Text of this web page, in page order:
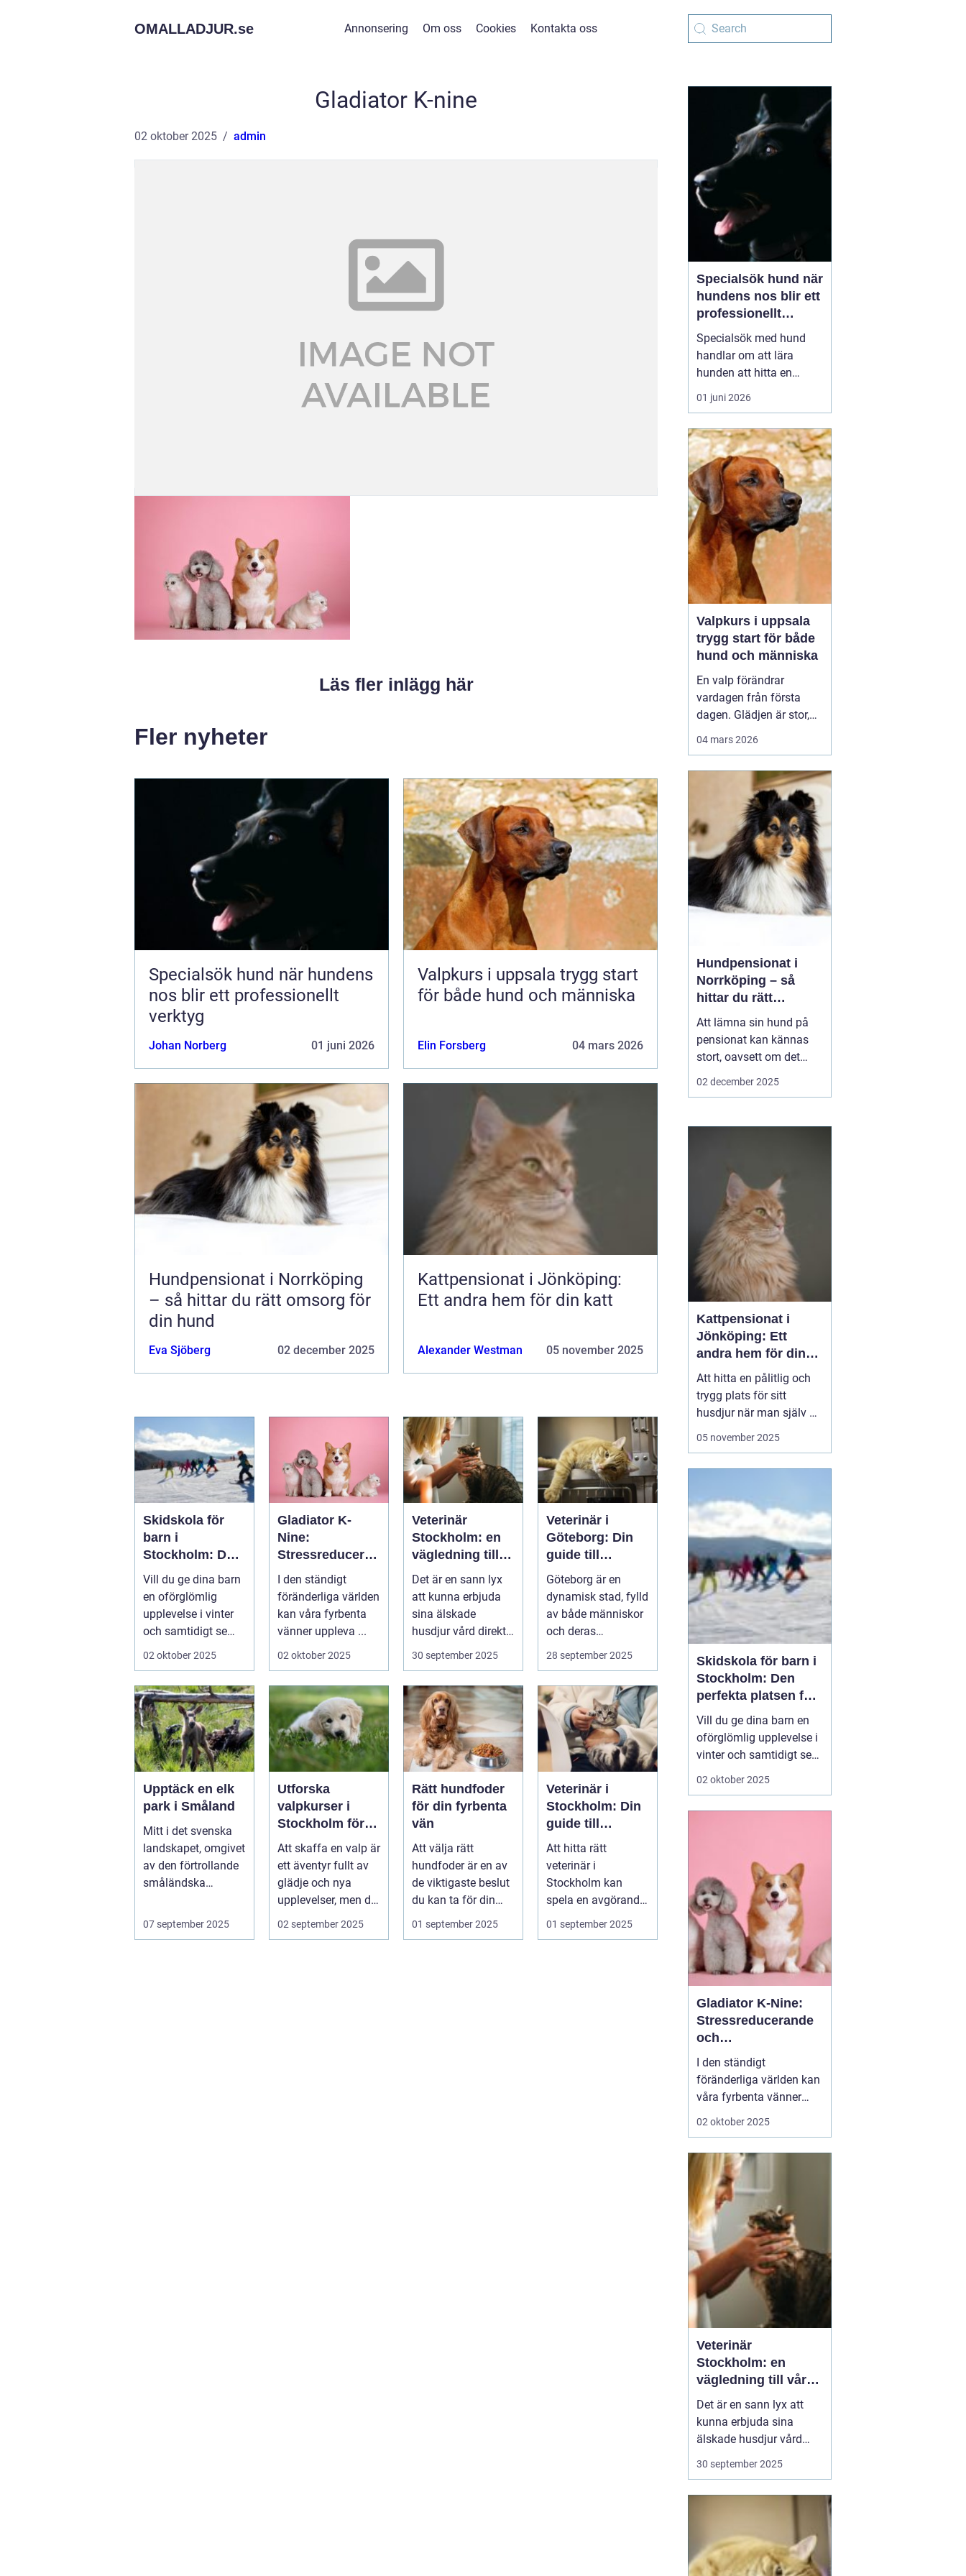
OMALLADJUR.se Annonsering Om oss Cookies Kontakta oss
Gladiator K-nine
02 oktober 2025 admin
Läs fler inlägg här
Fler nyheter
Specialsök hund när hundens
nos blir ett professionellt
verktyg
Johan Norberg 01 juni 2026
Valpkurs i uppsala trygg start
för både hund och människa
Elin Forsberg 04 mars 2026
Hundpensionat i Norrköping
– så hittar du rätt omsorg för
din hund
Eva Sjöberg 02 december 2025
Kattpensionat i Jönköping:
Ett andra hem för din katt
Alexander Westman 05 november 2025
Skidskola för
barn i
Stockholm: Den
perfekta platsen
för små blivande
skidåkare
Vill du ge dina barn
en oförglömlig
upplevelse i vinter
och samtidigt se
dem utvecklas
02 oktober 2025
Gladiator K-
Nine:
Stressreduceran
de och
ångestdämpand
e hundhalsband
I den ständigt
föränderliga världen
kan våra fyrbenta
vänner uppleva ...
02 oktober 2025
Veterinär
Stockholm: en
vägledning till
vård i hemmiljö
Det är en sann lyx
att kunna erbjuda
sina älskade
husdjur vård direkt i
hemmet. I st...
30 september 2025
Veterinär i
Göteborg: Din
guide till
djursjukvård
Göteborg är en
dynamisk stad, fylld
av både människor
och deras
djurvänner...
28 september 2025
Upptäck en elk
park i Småland
Mitt i det svenska
landskapet, omgivet
av den förtrollande
småländska
07 september 2025
Utforska
valpkurser i
Stockholm för
en lycklig och
välanpassad
valp
Att skaffa en valp är
ett äventyr fullt av
glädje och nya
upplevelser, men det
st&aum...
02 september 2025
Rätt hundfoder
för din fyrbenta
vän
Att välja rätt
hundfoder är en av
de viktigaste beslut
du kan ta för din
hunds h...
01 september 2025
Veterinär i
Stockholm: Din
guide till
djursjukvård i
huvudstaden
Att hitta rätt
veterinär i
Stockholm kan
spela en avgörande
roll för ditt husdju...
01 september 2025
Specialsök hund när
hundens nos blir ett
professionellt
verktyg
Specialsök med hund
handlar om att lära
hunden att hitta en
specifik doft, till exempel
narkotika, vägglöss,
ämnen som människor
har svårt att upptäcka
själva. Genom
strukturerad träning kan
både arbets- och
sällskapshundar ut...
01 juni 2026
Valpkurs i uppsala
trygg start för både
hund och människa
En valp förändrar
vardagen från första
dagen. Glädjen är stor,
följsam och social hund.
En genomtänktvalpkurs
upsala
ger både valp
och äga...
04 mars 2026
Hundpensionat i
Norrköping – så
hittar du rätt
omsorg för din hund
Att lämna sin hund på
pensionat kan kännas
stort, oavsett om det
gäller en hel semester
runt Norrköping letar
hunden blir...
02 december 2025
Kattpensionat i
Jönköping: Ett
andra hem för din
katt
Att hitta en pålitlig och
trygg plats för sitt
husdjur när man själv är
på resande fot kan
lösningen vara att lämna
katten...
05 november 2025
Skidskola för barn i
Stockholm: Den
perfekta platsen för
små blivande
skidåkare
Vill du ge dina barn en
oförglömlig upplevelse i
vinter och samtidigt se
dem utvecklas på
erbjuder många
möjligheter f&o...
02 oktober 2025
Gladiator K-Nine:
Stressreducerande
och
ångestdämpande
hundhalsband
I den ständigt
föränderliga världen kan
våra fyrbenta vänner
uppleva att livet blir
mänskliga problem;
många hundägare kan
intyga att d...
02 oktober 2025
Veterinär
Stockholm: en
vägledning till vård i
hemmiljö
Det är en sann lyx att
kunna erbjuda sina
älskade husdjur vård
direkt i hemmet. I
storstaden, där tiden
professionell veterinär
en högst v&aum...
30 september 2025